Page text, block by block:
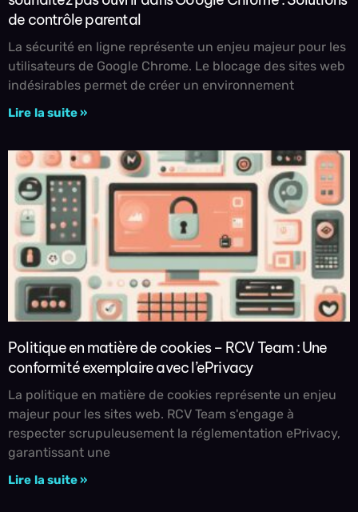
de contrôle parental
La sécurité en ligne représente un enjeu majeur pour les
utilisateurs de Google Chrome. Le blocage des sites web
indésirables permet de créer un environnement
Lire la suite »
Politique en matière de cookies – RCV Team : Une
conformité exemplaire avec l’ePrivacy
La politique en matière de cookies représente un enjeu
majeur pour les sites web. RCV Team s'engage à
respecter scrupuleusement la réglementation ePrivacy,
garantissant une
Lire la suite »